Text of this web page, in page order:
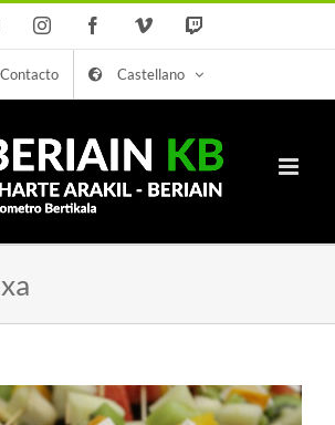
CorreoInstagramFacebookVimeo
Contacto Castellano